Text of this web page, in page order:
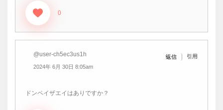
0
@user-ch5ec3us1h
2024年 6月 30日 8:05am
返信 引用
ドンペイザエイはありですか？